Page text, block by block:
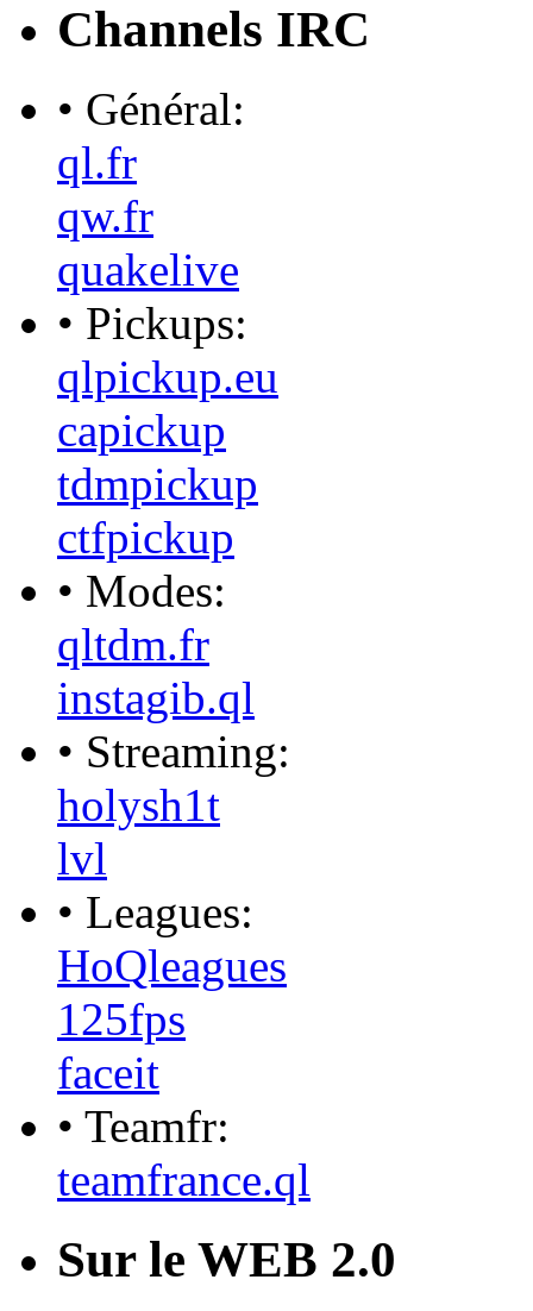
Channels IRC
• Général:
ql.fr
qw.fr
quakelive
• Pickups:
qlpickup.eu
capickup
tdmpickup
ctfpickup
• Modes:
qltdm.fr
instagib.ql
• Streaming:
holysh1t
lvl
• Leagues:
HoQleagues
125fps
faceit
• Teamfr:
teamfrance.ql
Sur le WEB 2.0